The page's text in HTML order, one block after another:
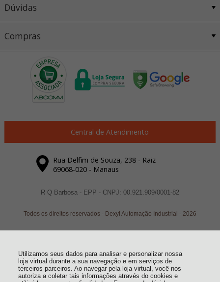
Utilizamos seus dados para analisar e personalizar nossa
loja virtual durante a sua navegação e em serviços de
terceiros parceiros. Ao navegar pela loja virtual, você nos
autoriza a coletar tais informações através do cookies e
Dúvidas
Compras
Central de Atendimento
Rua Delfim de Souza, 238 - Raiz
69068-020 - Manaus
R Q Barbosa - EPP - CNPJ: 00.921.909/0001-82
Todos os direitos reservados -Dexyi Automação Industrial -2026